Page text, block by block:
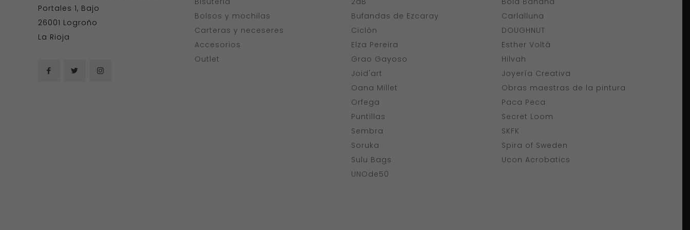
Portales 1, Bajo
26001 Logroño
La Rioja
Bolsos y mochilas
Carteras y neceseres
Accesorios
Outlet
Bufandas de Ezcaray
Carlalluna
Ciclón
DOUGHNUT
Elza Pereira
Esther Voltà
Grao Gayoso
Hilvah
Joid'art
Joyería Creativa
Oana Millet
Obras maestras de la pintura
Orfega
Paca Peca
Puntillas
Secret Loom
Sembra
SKFK
Soruka
Spira of Sweden
Sulu Bags
Ucon Acrobatics
UNOde50